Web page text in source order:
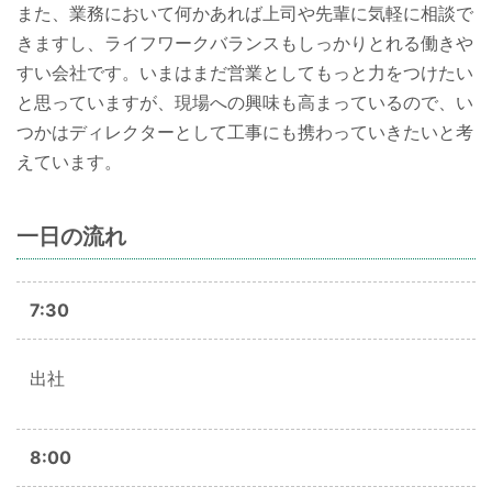
また、業務において何かあれば上司や先輩に気軽に相談で
きますし、ライフワークバランスもしっかりとれる働きや
すい会社です。いまはまだ営業としてもっと力をつけたい
と思っていますが、現場への興味も高まっているので、い
つかはディレクターとして工事にも携わっていきたいと考
えています。
一日の流れ
7:30
出社
8:00